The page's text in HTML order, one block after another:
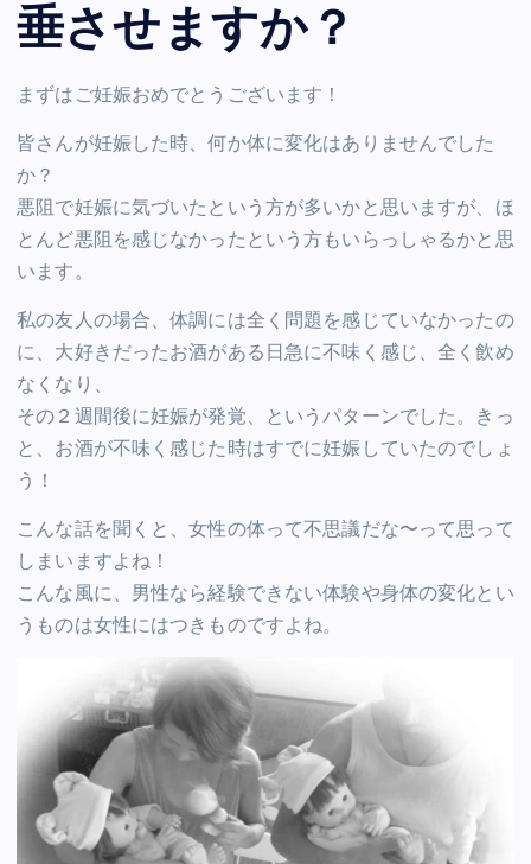
垂させますか？
まずはご妊娠おめでとうございます！
皆さんが妊娠した時、何か体に変化はありませんでした
か？
悪阻で妊娠に気づいたという方が多いかと思いますが、ほ
とんど悪阻を感じなかったという方もいらっしゃるかと思
います。
私の友人の場合、体調には全く問題を感じていなかったの
に、大好きだったお酒がある日急に不味く感じ、全く飲め
なくなり、
その２週間後に妊娠が発覚、というパターンでした。きっ
と、お酒が不味く感じた時はすでに妊娠していたのでしょ
う！
こんな話を聞くと、女性の体って不思議だな〜って思って
しまいますよね！
こんな風に、男性なら経験できない体験や身体の変化とい
うものは女性にはつきものですよね。